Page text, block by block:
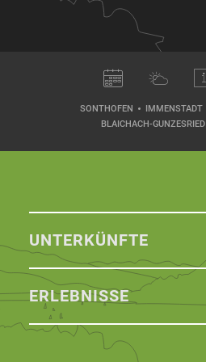
SONTHOFEN IMMENSTADT
BLAICHACH-GUNZESRIED
UNTERKÜNFTE
ERLEBNISSE